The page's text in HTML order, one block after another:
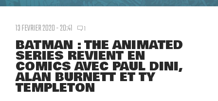
13 FEVRIER 2020 - 20:41 1
BATMAN : THE ANIMATED
SERIES REVIENT EN
COMICS AVEC PAUL DINI,
ALAN BURNETT ET TY
TEMPLETON